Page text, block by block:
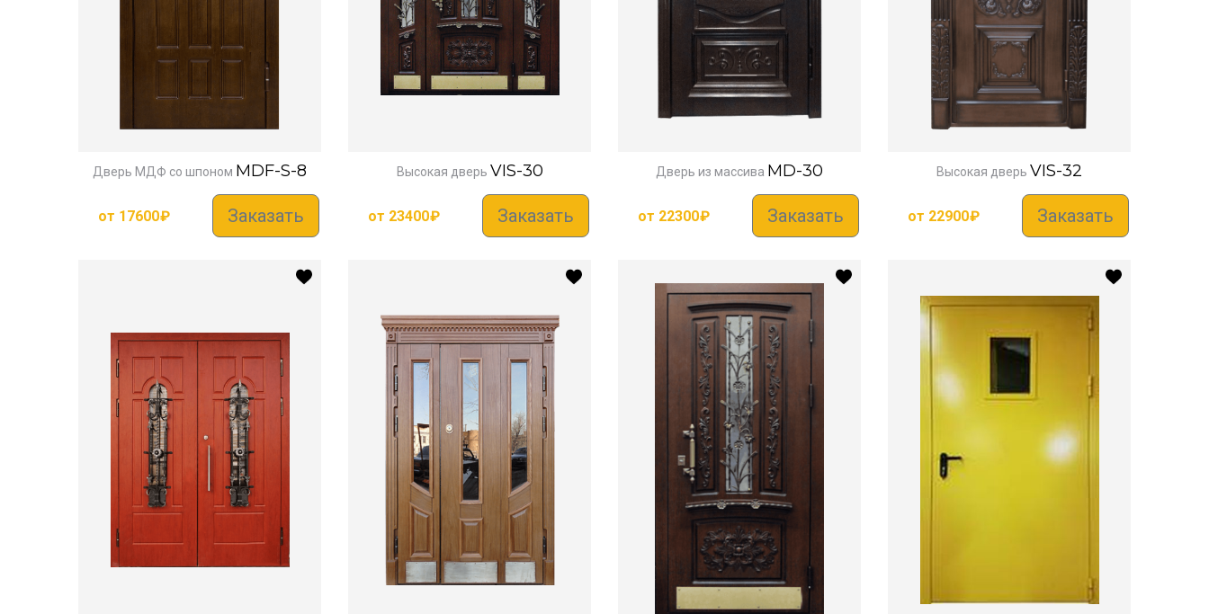
Дверь МДФ со шпоном MDF-S-8
от 17600₽ Заказать
Высокая дверь VIS-30
от 23400₽ Заказать
Дверь из массива MD-30
от 22300₽ Заказать
Высокая дверь VIS-32
от 22900₽ Заказать